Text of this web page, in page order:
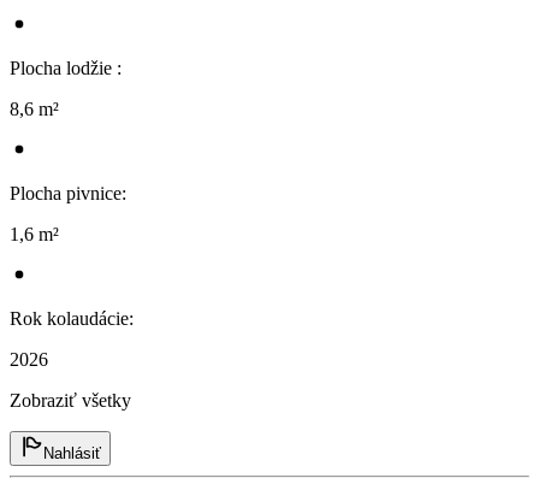
Plocha lodžie :
8,6 m²
Plocha pivnice:
1,6 m²
Rok kolaudácie:
2026
Zobraziť všetky
Nahlásiť